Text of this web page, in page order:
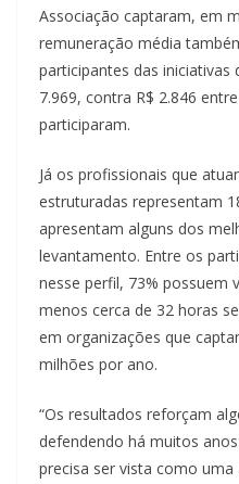
Associação captaram, em
remuneração média
participantes das iniciativas
7.969, contra R$ 2.846
participaram.
Já os profissionais que
estruturadas representam
apresentam alguns dos
levantamento. Entre os
nesse perfil, 73% possuem
menos cerca de 32 horas
em organizações que
milhões por ano.
“Os resultados reforçam
defendendo há muitos
precisa ser vista como